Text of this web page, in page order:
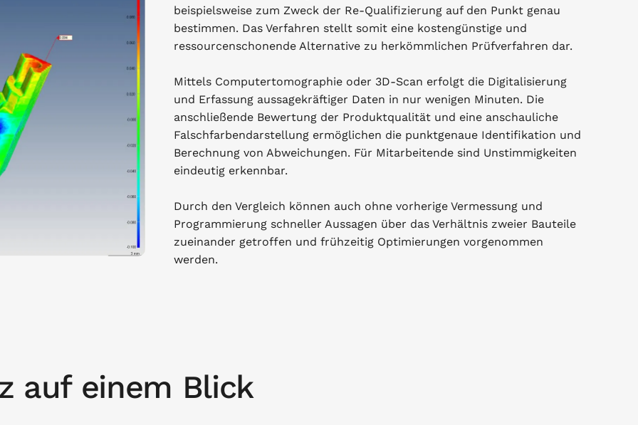
beispielsweise zum Zweck der Re-Qualifizierung auf den Punkt genau
bestimmen. Das Verfahren stellt somit eine kostengünstige und
ressourcenschonende Alternative zu herkömmlichen Prüfverfahren dar.
Mittels Computertomographie oder 3D-Scan erfolgt die Digitalisierung
und Erfassung aussagekräftiger Daten in nur wenigen Minuten. Die
anschließende Bewertung der Produktqualität und eine anschauliche
Falschfarbendarstellung ermöglichen die punktgenaue Identifikation und
Berechnung von Abweichungen. Für Mitarbeitende sind Unstimmigkeiten
eindeutig erkennbar.
Durch den Vergleich können auch ohne vorherige Vermessung und
Programmierung schneller Aussagen über das Verhältnis zweier Bauteile
zueinander getroffen und frühzeitig Optimierungen vorgenommen
werden.
auf einem Blick